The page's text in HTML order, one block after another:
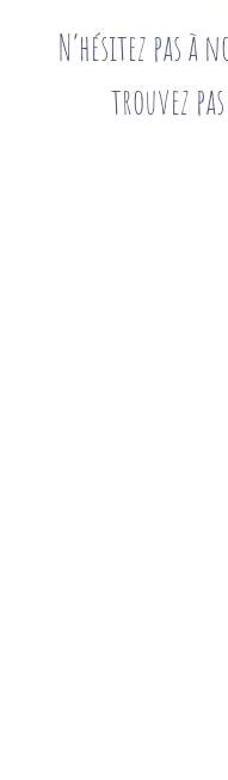
N’hésitez pas à
trouvez